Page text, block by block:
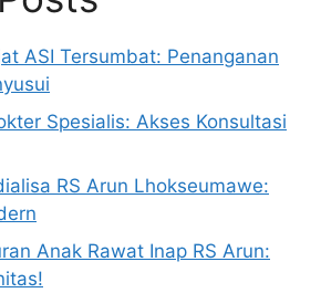
ASI Tersumbat: Penanganan
Spesialis: Akses Konsultasi
RS Arun Lhokseumawe:
Anak Rawat Inap RS Arun: